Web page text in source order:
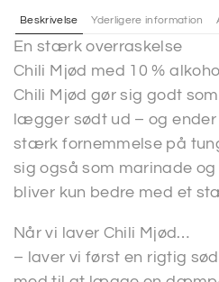
Beskrivelse Yderligere information
En stærk overraskelse
Chili Mjød med 10 %
Chili Mjød gør sig godt
lægger sødt ud – og ender
stærk fornemmelse på
sig også som marinade
bliver kun bedre med et
Når vi laver Chili Mjød…
– laver vi først en rigtig